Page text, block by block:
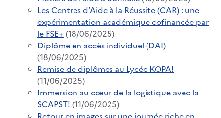
Les Centres d’Aide à la Réussite (CAR) : une
expérimentation académique cofinancée par
le FSE+ (18/06/2025)
Diplôme en accès individuel (DAI)
(18/06/2025)
Remise de diplômes au Lycée KOPA!
(11/06/2025)
Immersion au cœur de la logistique avec la
SCAPST! (11/06/2025)
Retour en images sur une journée riche en